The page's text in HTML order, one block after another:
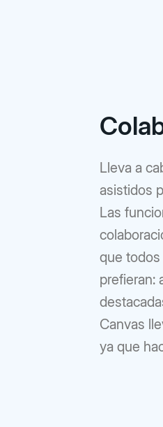
Lleva a
asistidos
Las
que
prefieran:
Canvas
ya que